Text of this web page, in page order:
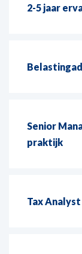
2-5 jaar
Senior
praktijk
Tax